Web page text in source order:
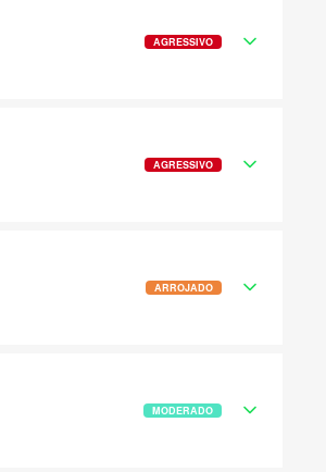
AGRESSIVO
AGRESSIVO
ARROJADO
MODERADO